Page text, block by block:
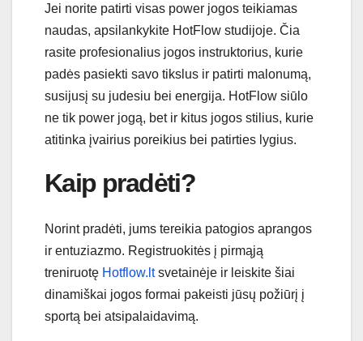
Jei norite patirti visas power jogos teikiamas
naudas, apsilankykite HotFlow studijoje. Čia
rasite profesionalius jogos instruktorius, kurie
padės pasiekti savo tikslus ir patirti malonumą,
susijusį su judesiu bei energija. HotFlow siūlo
ne tik power jogą, bet ir kitus jogos stilius, kurie
atitinka įvairius poreikius bei patirties lygius.
Kaip pradėti?
Norint pradėti, jums tereikia patogios aprangos
ir entuziazmo. Registruokitės į pirmąją
treniruotę Hotflow.ltsvetainėje ir leiskite šiai
dinamiškai jogos formai pakeisti jūsų požiūrį į
sportą bei atsipalaidavimą.